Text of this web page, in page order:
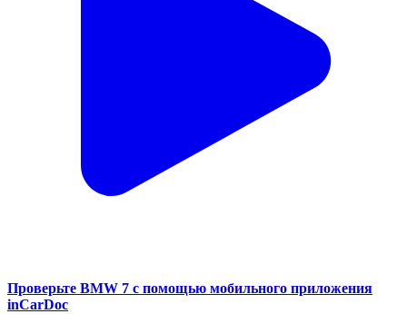
Проверьте BMW 7 с помощью мобильного приложения
inCarDoc